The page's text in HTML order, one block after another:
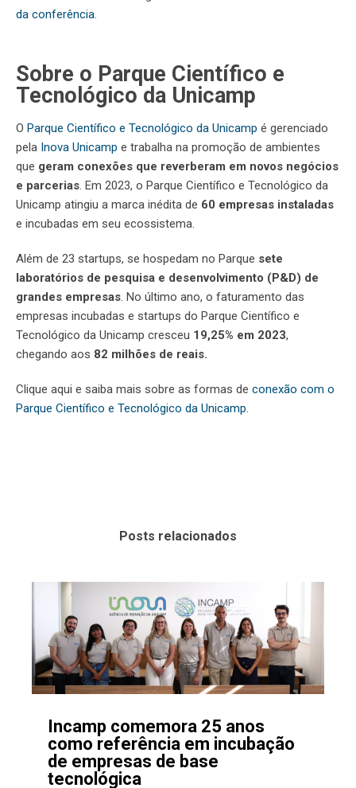
da conferência.
Sobre o Parque Científico e
Tecnológico da Unicamp
O Parque Científico e Tecnológico da Unicamp é gerenciado
pela Inova Unicamp e trabalha na promoção de ambientes
que geram conexões que reverberam em novos negócios
e parcerias. Em 2023, o Parque Científico e Tecnológico da
Unicamp atingiu a marca inédita de 60 empresas instaladas
e incubadas em seu ecossistema.
Além de 23 startups, se hospedam no Parque sete
laboratórios de pesquisa e desenvolvimento (P&D) de
grandes empresas. No último ano, o faturamento das
empresas incubadas e startups do Parque Científico e
Tecnológico da Unicamp cresceu 19,25% em 2023,
chegando aos 82 milhões de reais.
Clique aqui e saiba mais sobre as formas de conexão com o
Parque Científico e Tecnológico da Unicamp.
Posts relacionados
Incamp comemora 25 anos
como referência em incubação
de empresas de base
tecnológica